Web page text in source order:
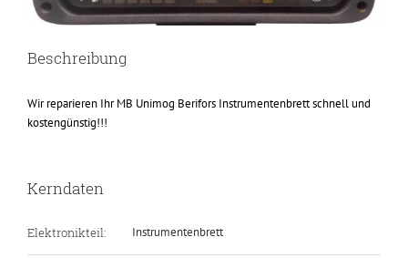
Beschreibung
Wir reparieren Ihr MB Unimog Berifors Instrumentenbrett schnell und
kostengünstig!!!
Kerndaten
Elektronikteil: Instrumentenbrett